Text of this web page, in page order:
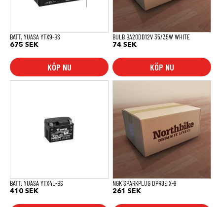
BATT. YUASA YTX9-BS
675 SEK
KÖP NU
BULB BA20DD12V 35/35W WHITE
74 SEK
KÖP NU
BATT. YUASA YTX4L-BS
410 SEK
NGK SPARKPLUG DPR8EIX-9
261 SEK